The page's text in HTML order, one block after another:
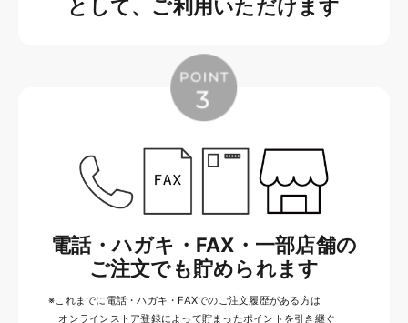
として、ご利用いただけます
電話・ハガキ・FAX・一部店舗の
ご注文でも貯められます
※これまでに電話・ハガキ・FAXでのご注文履歴がある方は
オンラインストア登録によって貯まったポイントを引き継ぐ